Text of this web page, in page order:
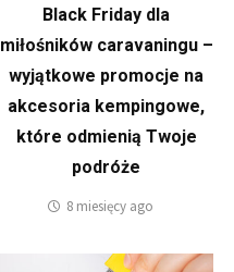
Black Friday dla
miłośników caravaningu –
wyjątkowe promocje na
akcesoria kempingowe,
które odmienią Twoje
podróże
8 miesięcy ago